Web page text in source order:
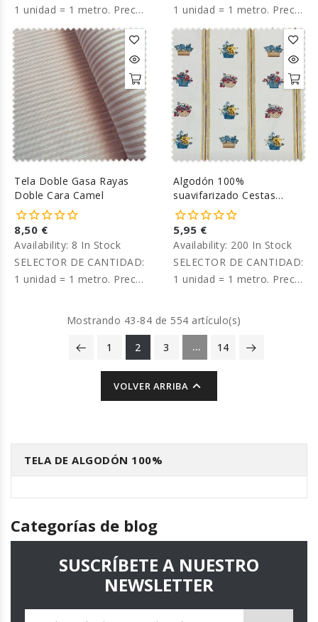
1 unidad = 1 metro. Precio
por metro.
1 unidad = 1 metro. Precio
por metro.
Tela Doble Gasa Rayas
Doble Cara Camel
8,50 €
Availability: 8 In Stock
SELECTOR DE CANTIDAD:
1 unidad = 1 metro. Precio
Algodón 100%
suavifarizado Cestas
Flores
5,95 €
Availability: 200 In Stock
SELECTOR DE CANTIDAD:
1 unidad = 1 metro. Precio
Mostrando 43-84 de 554 artículo(s)
1
2 3 … 14
VOLVER ARRIBA 
TELA DE ALGODÓN 100%
Categorías de blog
SUSCRÍBETE A NUESTRO
NEWSLETTER